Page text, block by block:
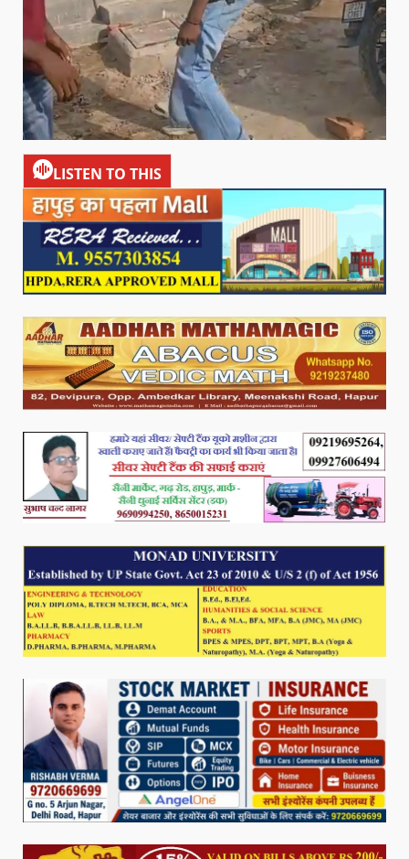
LISTEN TO THIS